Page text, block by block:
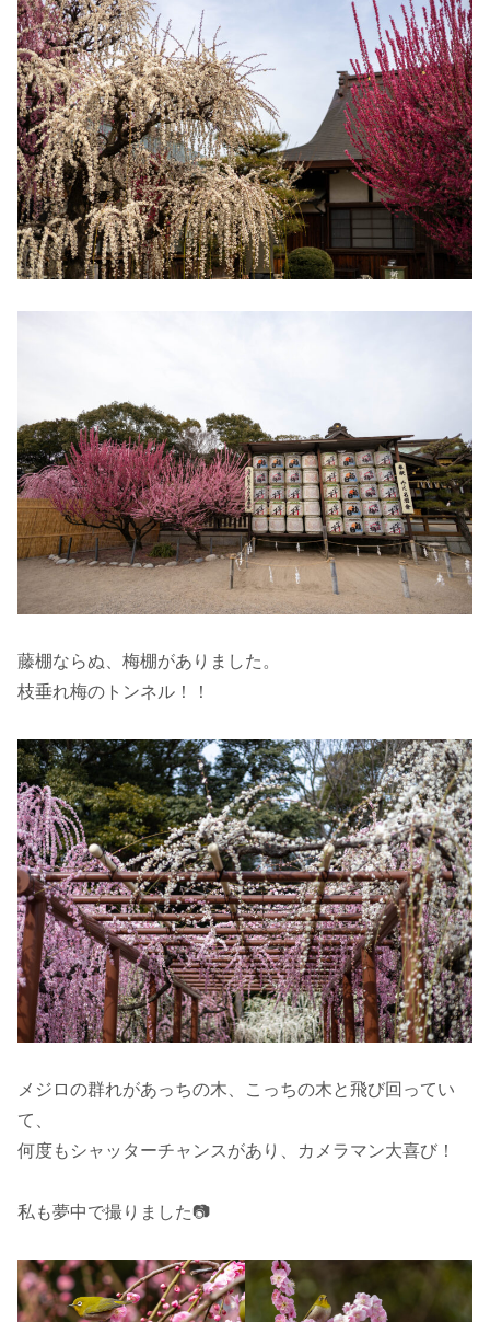
藤棚ならぬ、梅棚がありました。
枝垂れ梅のトンネル！！
メジロの群れがあっちの木、こっちの木と飛び回ってい
て、
何度もシャッターチャンスがあり、カメラマン大喜び！
私も夢中で撮りました📷